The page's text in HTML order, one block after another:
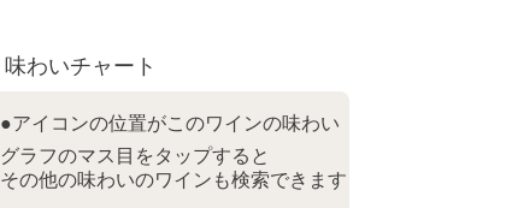
味わいチャート
●アイコンの位置がこのワインの味わい
グラフのマス目をタップすると
その他の味わいのワインも検索できます